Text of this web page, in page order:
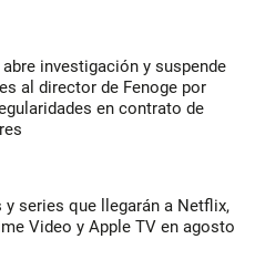
investigación y suspende
al director de Fenoge por
en contrato de
y series que llegarán a Netflix,
Video y Apple TV en agosto